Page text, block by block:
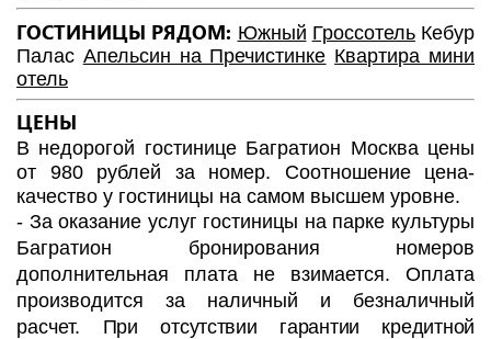
ГОСТИНИЦЫ РЯДОМ: Южный Гроссотель Кебур
Палас Апельсин на Пречистинке Квартира мини
отель
ЦЕНЫ
В недорогой гостинице Багратион Москва цены
от 980 рублей за номер. Соотношение цена-
качество у гостиницы на самом высшем уровне.
- За оказание услуг гостиницы на парке культуры
Багратион бронирования номеров
дополнительная плата не взимается. Оплата
производится за наличный и безналичный
расчет. При отсутствии гарантии кредитной